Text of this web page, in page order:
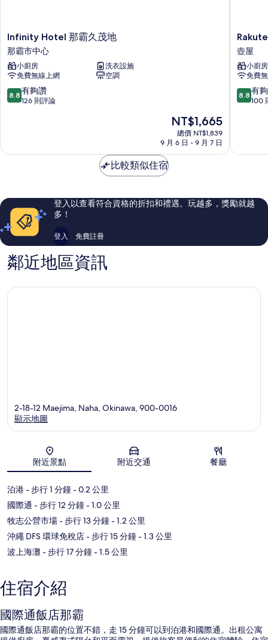
Infinity
Hotel
那
霸
久
茂
地
心
Infinity Hotel 那霸久茂地
那霸市中心
小廚房
洗衣設施
免費無線上網
空調
8.8
分，
有
則
評
8.8 有夠讚
126 則評論
現
在
價
NT$1,665
總價 NT$1,839
9 月 6 日 - 9 月 7 日
Rakuten
STAY
那
霸
や
ち
む
屋
壺屋
小廚房
免費
8.8
分，
有
則
評
8.8 有
100
比較類似住宿
登入以查看符合資格的折扣和禮遇。玩越多，獎勵就越
多！
登入 免費註冊
鄰近地區資訊
地圖
2-18-12 Maejima, Naha, Okinawa, 900-0016
顯示地圖
附近景點 附近交通 餐廳
泊港- 步行 1 分鐘- 0.2 公里
國際通 - 步行 12 分鐘- 1.0 公里
牧志公營市場- 步行 13 分鐘- 1.2 公里
沖繩 DFS 環球免稅店- 步行 15 分鐘- 1.3 公里
波上海灘- 步行 17 分鐘- 1.5 公里
住宿介紹
國際通飯店那霸
國際通飯店那霸的位置不錯，走 15 分鐘可以到泊港和國際通。出租公寓